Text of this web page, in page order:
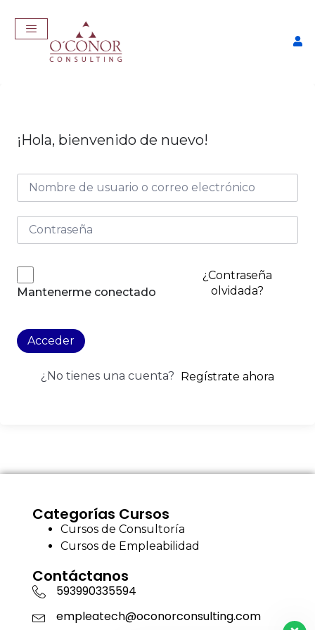
¡Hola, bienvenido de nuevo!
Mantenerme conectado
¿Contraseña
olvidada?
Acceder
¿No tienes una cuenta? Regístrate ahora
Categorías Cursos
Cursos de Consultoría
Cursos de Empleabilidad
Contáctanos
593990335594
empleatech@oconorconsulting.com